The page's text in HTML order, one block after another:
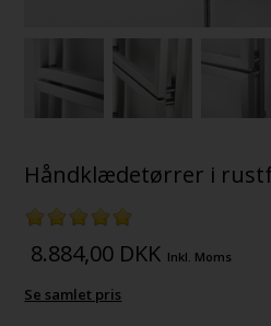
Håndklædetørrer i
8.884,00 DKK Inkl. Moms
Se samlet pris